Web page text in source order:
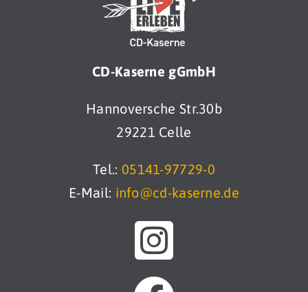
CD-Kaserne gGmbH
Hannoversche Str.30b
29221 Celle
Tel.: 05141-97729-0
E-Mail: info@cd-kaserne.de